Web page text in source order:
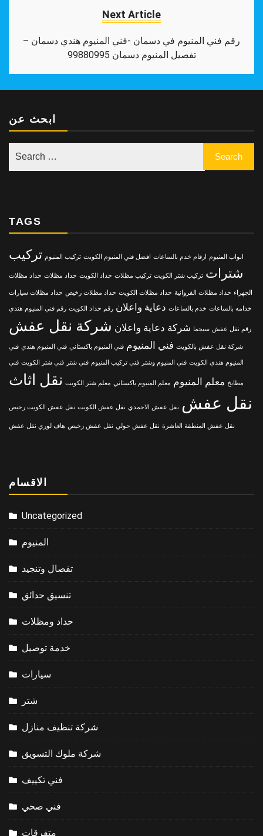
Next Article
رقم فني المنيوم في دسمان -فني المنيوم هندي دسمان –
تفصيل المنيوم دسمان 99880995
ابحث عن
TAGS
ابواب المنيوم ارقام خدم بالساعات افضل فني المنيوم الكويت تركيب المنيوم تركيب
شترات تركيب شتر الكويت تركيب مظلات حداد الكويت حداد مظلات حداد مظلات
الجهراء حداد مظلات الفروانية حداد مظلات الكويت حداد مظلات رخيص حداد مظلات سيارات
خدامه بالساعات خدم بالساعات دعاية واعلان رقم حداد الكويت رقم فني المنيوم هندي
رقم نقل عفش سيجما شركة دعاية واعلان شركة نقل عفش
شركة نقل عفش بالكويت فني المنيوم فني المنيوم باكستاني فني المنيوم هندي فني
المنيوم هندي الكويت فني المنيوم وشتر فني تركيب المنيوم فني شتر فني شتر الكويت فني
مطابخ معلم المنيوم معلم المنيوم باكستاني معلم شتر الكويت نقل اثاث
نقل عفش نقل عفش الاحمدي نقل عفش الكويت نقل عفش الكويت رخيص
نقل عفش المنطقة العاشرة نقل عفش حولي نقل عفش رخيص هاف لوري نقل عفش
الاقسام
Uncategorized
المنيوم
تفصال وتنجيد
تنسيق حدائق
حداد ومظلات
خدمة توصيل
سيارات
شتر
شركة تنظيف منازل
شركة ملوك التسويق
فني تكييف
فني صحي
متفرقات